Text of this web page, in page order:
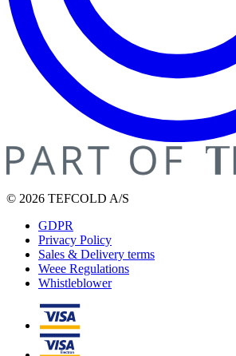
© 2026 TEFCOLD A/S
GDPR
Privacy Policy
Sales & Delivery terms
Weee Regulations
Whistleblower